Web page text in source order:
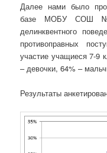
Далее нами было
базе МОБУ СОШ
делинквентного
противоправных
участие учащиеся 7-9
– девочки, 64% –
Результаты